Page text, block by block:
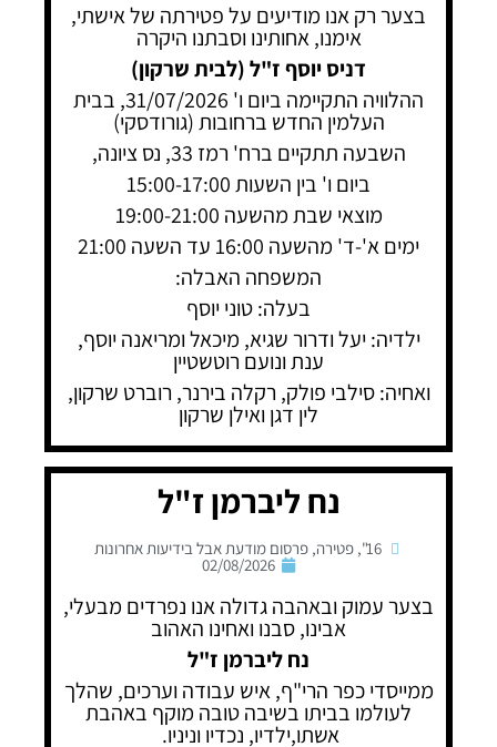
בצער רק אנו מודיעים על פטירתה של אישתי,
אימנו, אחותינו וסבתנו היקרה
דניס יוסף ז"ל (לבית שרקון)
ההלוויה התקיימה ביום ו' 31/07/2026, בבית
העלמין החדש ברחובות (גורודסקי)
השבעה תתקיים ברח' רמז 33, נס ציונה,
ביום ו' בין השעות 15:00-17:00
מוצאי שבת מהשעה 19:00-21:00
ימים א'-ד' מהשעה 16:00 עד השעה 21:00
המשפחה האבלה:
בעלה: טוני יוסף
ילדיה: יעל ודרור שגיא, מיכאל ומריאנה יוסף,
ענת ונועם רוטשטיין
ואחיה: סילבי פולק, רקלה בירנר, רוברט שרקון,
לין דגן ואילן שרקון
נח ליברמן ז"ל
16"
, פטירה, פרסום מודעת אבל בידיעות אחרונות
02/08/2026
בצער עמוק ובאהבה גדולה אנו נפרדים מבעלי,
אבינו, סבנו ואחינו האהוב
נח ליברמן ז"ל
ממייסדי כפר הרי"ף, איש עבודה וערכים, שהלך
לעולמו בביתו בשיבה טובה מוקף באהבת
אשתו,ילדיו, נכדיו וניניו.